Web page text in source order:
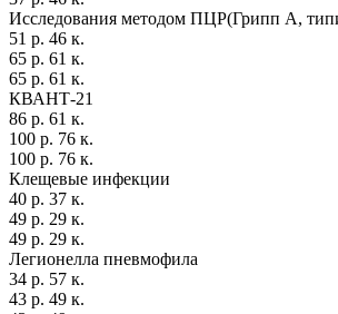
Исследования методом ПЦР(Грипп А,
51 р. 46 к.
65 р. 61 к.
65 р. 61 к.
КВАНТ-21
86 р. 61 к.
100 р. 76 к.
100 р. 76 к.
Клещевые инфекции
40 р. 37 к.
49 р. 29 к.
49 р. 29 к.
Легионелла пневмофила
34 р. 57 к.
43 р. 49 к.